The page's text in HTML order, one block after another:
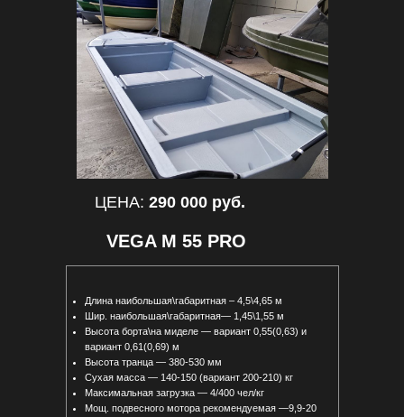
ЦЕНА: 290 000 руб.
VEGA М 55 PRO
Длина наибольшая\габаритная – 4,5\4,65 м
Шир. наибольшая\габаритная— 1,45\1,55 м
Высота борта\на миделе — вариант 0,55(0,63) и
вариант 0,61(0,69) м
Высота транца — 380-530 мм
Сухая масса — 140-150 (вариант 200-210) кг
Максимальная загрузка — 4/400 чел/кг
Мощ. подвесного мотора рекомендуемая —9,9-20